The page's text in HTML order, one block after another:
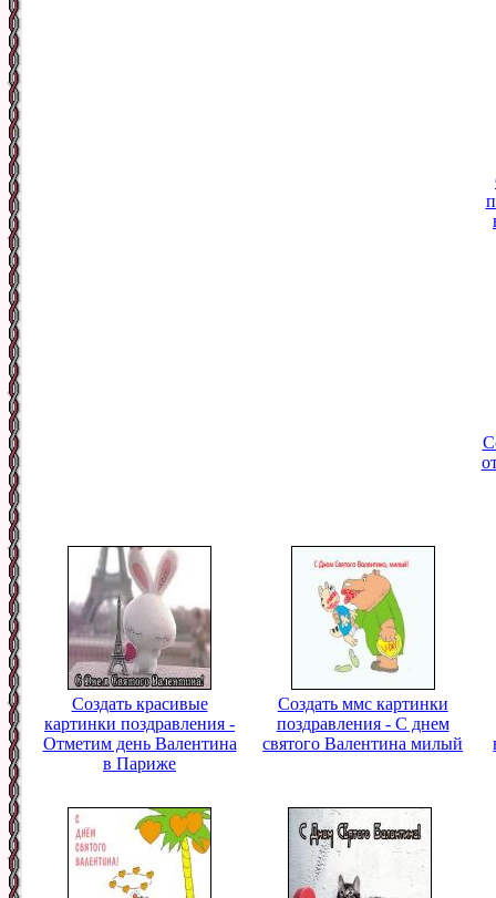
Создать красивые
картинки поздравления -
Отметим день Валентина
в Париже
Создать ммс картинки
поздравления - С днем
святого Валентина милый